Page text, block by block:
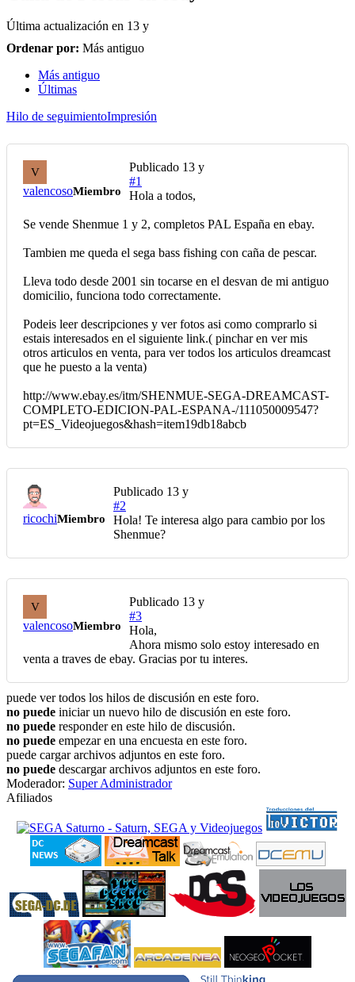
Última actualización en 13 y
Ordenar por: Más antiguo
Más antiguo
Últimas
Hilo de seguimientoImpresión
V
valencosoMiembro
Publicado 13 y
#1
Hola a todos,
Se vende Shenmue 1 y 2, completos PAL España en ebay.
Tambien me queda el sega bass fishing con caña de pescar.
Lleva todo desde 2001 sin tocarse en el desvan de mi antiguo
domicilio, funciona todo correctamente.
Podeis leer descripciones y ver fotos asi como comprarlo si
estais interesados en el siguiente link.( pinchar en ver mis
otros articulos en venta, para ver todos los articulos dreamcast
que he puesto a la venta)
http://www.ebay.es/itm/SHENMUE-SEGA-DREAMCAST-
COMPLETO-EDICION-PAL-ESPANA-/111050009547?
pt=ES_Videojuegos&hash=item19db18abcb
ricochiMiembro
Publicado 13 y
#2
Hola! Te interesa algo para cambio por los
Shenmue?
V
valencosoMiembro
Publicado 13 y
#3
Hola,
Ahora mismo solo estoy interesado en
venta a traves de ebay. Gracias por tu interes.
puede ver todos los hilos de discusión en este foro.
no puede iniciar un nuevo hilo de discusión en este foro.
no puede responder en este hilo de discusión.
no puede empezar en una encuesta en este foro.
puede cargar archivos adjuntos en este foro.
no puede descargar archivos adjuntos en este foro.
Moderador: Super Administrador
Afiliados